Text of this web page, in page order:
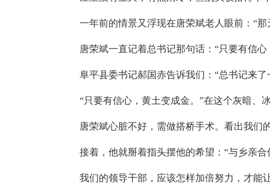
一年前的情景又浮现在唐荣斌老人眼前：“
唐荣斌一直记着总书记那句话：“只要有信心
阜平县委书记郝国赤告诉我们：“总书记来
“只要有信心，黄土变成金。”在这个灰暗、
唐荣斌心脏不好，需做搭桥手术。看出我们
接着，他就掰着指头摆他的希望：“与乡亲
我们的领导干部，应该怎样加倍努力，才能